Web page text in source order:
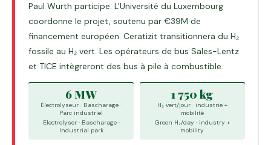
Paul Wurth participe. L'Université du Luxembourg
coordonne le projet, soutenu par €39M de
financement européen. Ceratizit transitionnera du H₂
fossile au H₂ vert. Les opérateurs de bus Sales-Lentz
et TICE intègreront des bus à pile à combustible.
6 MW
Électrolyseur · Bascharage ·
Parc industriel
Electrolyser · Bascharage ·
Industrial park
1 750 kg
H₂ vert/jour · industrie +
mobilité
Green H₂/day · industry +
mobility